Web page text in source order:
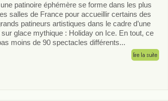
patinoire éphémère se forme dans les plus
salles de France pour accueillir certains des
patineurs artistiques dans le cadre d’une
sur glace mythique : Holiday on Ice. En tout, ce
moins de 90 spectacles différents...